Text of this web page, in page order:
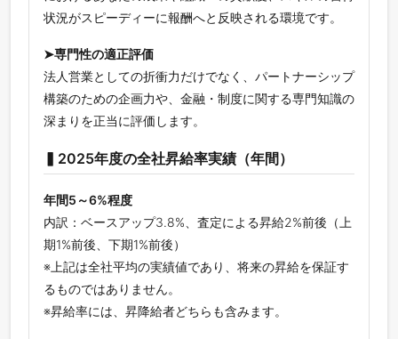
状況がスピーディーに報酬へと反映される環境です。
➤専門性の適正評価
法人営業としての折衝力だけでなく、パートナーシップ
構築のための企画力や、金融・制度に関する専門知識の
深まりを正当に評価します。
▍2025年度の全社昇給率実績（年間）
年間5～6%程度
内訳：ベースアップ3.8%、査定による昇給2%前後（上
期1%前後、下期1%前後）
※上記は全社平均の実績値であり、将来の昇給を保証す
るものではありません。
※昇給率には、昇降給者どちらも含みます。